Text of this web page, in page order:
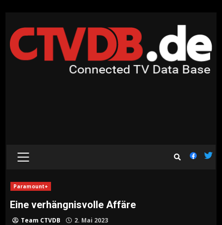
content
PRIMARY
Paramount+
Eine verhängnisvolle Affäre
Team CTVDB 2. Mai 2023